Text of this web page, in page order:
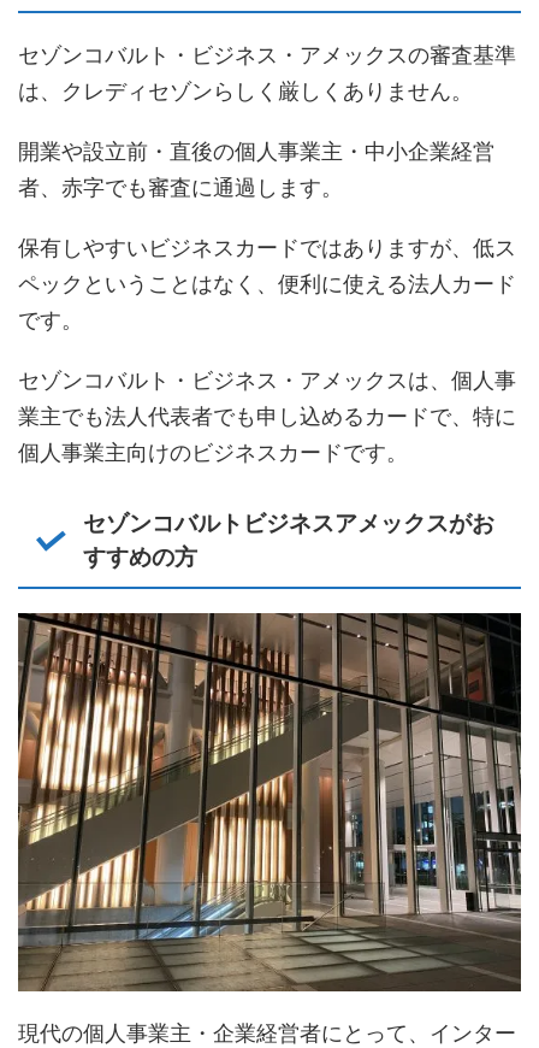
セゾンコバルト・ビジネス・アメックスの審査基準
は、クレディセゾンらしく厳しくありません。
開業や設立前・直後の個人事業主・中小企業経営
者、赤字でも審査に通過します。
保有しやすいビジネスカードではありますが、低ス
ペックということはなく、便利に使える法人カード
です。
セゾンコバルト・ビジネス・アメックスは、個人事
業主でも法人代表者でも申し込めるカードで、特に
個人事業主向けのビジネスカードです。
セゾンコバルトビジネスアメックスがお
すすめの方
現代の個人事業主・企業経営者にとって、インター